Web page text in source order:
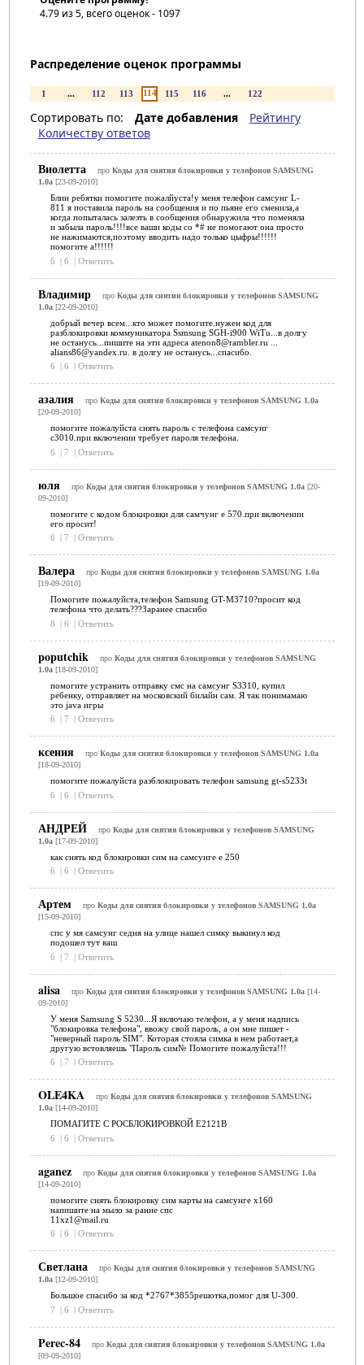
4.79из 5, всего оценок - 1097
Распределение оценок программы
1 ... 112 113 114 115 116 ... 122
Сортировать по: Дате добавления
Рейтингу
Количеству ответов
Виолетта про Коды для снятия блокировки у телефонов SAMSUNG
1.0a[23-09-2010]
Блин ребятки помогите пожалйуста!у меня телефон самсунг L-
811 я поставила пароль на сообщения и по пьяне его сменила,а
когда попыталась залезть в сообщения обнаружила что поменяла
и забыла пароль!!!!все ваши коды со *# не помогают она просто
не нажимаются,поэтому вводить надо только цыфры!!!!!!
помогите а!!!!!!
6
| 6 | Ответить
Владимир про Коды для снятия блокировки у телефонов SAMSUNG
1.0a[22-09-2010]
добрый вечер всем...кто может помогите.нужен код для
разблокировки коммуникатора Ssmsung SGH-i900 WiTu...в долгу
не останусь...пишите на эти адреса atenon8@rambler.ru ...
alians86@yandex.ru. в долгу не останусь...спасибо.
6
| 6 | Ответить
азалия про Коды для снятия блокировки у телефонов SAMSUNG 1.0a
[20-09-2010]
помогите пожалуйста снять пароль с телефона самсунг
с3010.при включении требует пароля телефона.
6
| 7 | Ответить
юля про Коды для снятия блокировки у телефонов SAMSUNG 1.0a[20-
09-2010]
помогите с кодом блокировки для самчунг е 570.при включении
его просит!
6
| 7 | Ответить
Валера про Коды для снятия блокировки у телефонов SAMSUNG 1.0a
[19-09-2010]
Помогите пожалуйста,телефон Samsung GT-M3710?просит код
телефона что делать???Заранее спасибо
8
| 6 | Ответить
poputchik про Коды для снятия блокировки у телефонов SAMSUNG
1.0a[18-09-2010]
помогите устранить отправку смс на самсунг S3310, купил
ребенку, отправляет на московский билайн сам. Я так понимамаю
это java игры
6
| 7 | Ответить
ксения про Коды для снятия блокировки у телефонов SAMSUNG 1.0a
[18-09-2010]
помогите пожалуйста разблокировать телефон samsung gt-s5233t
6
| 6 | Ответить
АНДРЕЙ про Коды для снятия блокировки у телефонов SAMSUNG
1.0a[17-09-2010]
как снять код блокировки сим на самсунге е 250
6
| 6 | Ответить
Артем про Коды для снятия блокировки у телефонов SAMSUNG 1.0a
[15-09-2010]
спс у мя самсунг седня на улице нашел симку выкинул код
подошел тут ваш
6
| 7 | Ответить
alisa про Коды для снятия блокировки у телефонов SAMSUNG 1.0a[14-
09-2010]
У меня Samsung S 5230...Я включаю телефон, а у меня надпись
"блокировка телефона", ввожу свой пароль, а он мне пишет -
"неверный пароль SIM". Которая стояла симка в нем работает,а
другую встовляешь "Пароль сим№ Помогите пожалуйста!!!
6
| 7 | Ответить
OLE4KA про Коды для снятия блокировки у телефонов SAMSUNG
1.0a[14-09-2010]
ПОМАГИТЕ С РОСБЛОКИРОВКОЙ E2121B
6
| 6 | Ответить
aganez про Коды для снятия блокировки у телефонов SAMSUNG 1.0a
[14-09-2010]
помогите снять блокировку сим карты на самсунге х160
напишите на мыло за рание спс
11xz1@mail.ru
6
| 6 | Ответить
Светлана про Коды для снятия блокировки у телефонов SAMSUNG
1.0a[12-09-2010]
Большое спасибо за код *2767*3855решотка,помог для U-300.
7
| 6 | Ответить
Perec-84 про Коды для снятия блокировки у телефонов SAMSUNG 1.0a
[09-09-2010]